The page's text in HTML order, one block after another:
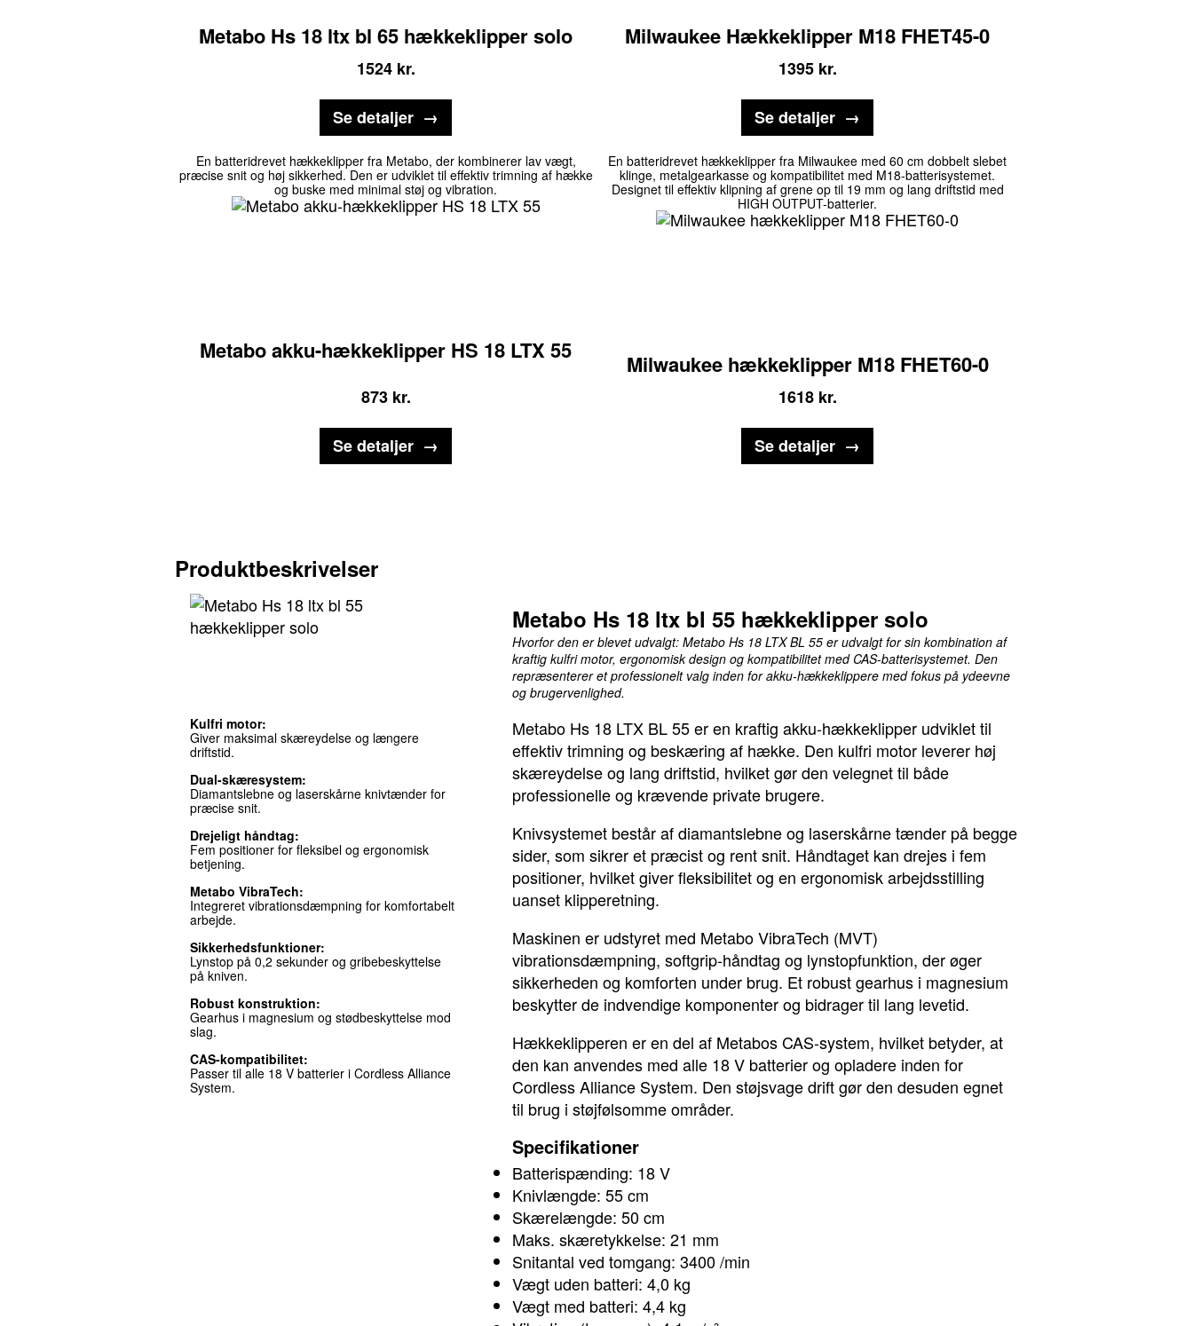
Metabo Hs 18 ltx bl 65 hækkeklipper solo
1524 kr.
Se detaljer
Milwaukee Hækkeklipper M18 FHET45-0
1395 kr.
Se detaljer
Metabo akku-hækkeklipper HS 18 LTX 55
En batteridrevet hækkeklipper fra Metabo, der kombinerer lav vægt,
præcise snit og høj sikkerhed. Den er udviklet til effektiv trimning af hække
og buske med minimal støj og vibration.
873 kr.
Se detaljer
Milwaukee hækkeklipper M18 FHET60-0
En batteridrevet hækkeklipper fra Milwaukee med 60 cm dobbelt slebet
klinge, metalgearkasse og kompatibilitet med M18-batterisystemet.
Designet til effektiv klipning af grene op til 19 mm og lang driftstid med
HIGH OUTPUT-batterier.
1618 kr.
Se detaljer
Produktbeskrivelser
Metabo Hs 18 ltx bl 55 hækkeklipper solo
Hvorfor den er blevet udvalgt: Metabo Hs 18 LTX BL 55 er udvalgt for sin kombination af
kraftig kulfri motor, ergonomisk design og kompatibilitet med CAS-batterisystemet. Den
repræsenterer et professionelt valg inden for akku-hækkeklippere med fokus på ydeevne
og brugervenlighed.
Metabo Hs 18 LTX BL 55 er en kraftig akku-hækkeklipper udviklet til
effektiv trimning og beskæring af hække. Den kulfri motor leverer høj
skæreydelse og lang driftstid, hvilket gør den velegnet til både
professionelle og krævende private brugere.
Knivsystemet består af diamantslebne og laserskårne tænder på begge
sider, som sikrer et præcist og rent snit. Håndtaget kan drejes i fem
positioner, hvilket giver fleksibilitet og en ergonomisk arbejdsstilling
uanset klipperetning.
Maskinen er udstyret med Metabo VibraTech (MVT)
vibrationsdæmpning, softgrip-håndtag og lynstopfunktion, der øger
sikkerheden og komforten under brug. Et robust gearhus i magnesium
beskytter de indvendige komponenter og bidrager til lang levetid.
Hækkeklipperen er en del af Metabos CAS-system, hvilket betyder, at
den kan anvendes med alle 18 V batterier og opladere inden for
Cordless Alliance System. Den støjsvage drift gør den desuden egnet
til brug i støjfølsomme områder.
Kulfri motor:
Giver maksimal skæreydelse og længere
driftstid.
Dual-skæresystem:
Diamantslebne og laserskårne knivtænder for
præcise snit.
Drejeligt håndtag:
Fem positioner for fleksibel og ergonomisk
betjening.
Metabo VibraTech:
Integreret vibrationsdæmpning for komfortabelt
arbejde.
Sikkerhedsfunktioner:
Lynstop på 0,2 sekunder og gribebeskyttelse
på kniven.
Robust konstruktion:
Gearhus i magnesium og stødbeskyttelse mod
slag.
CAS-kompatibilitet:
Passer til alle 18 V batterier i Cordless Alliance
System.
Specifikationer
Batterispænding: 18 V
Knivlængde: 55 cm
Skærelængde: 50 cm
Maks. skæretykkelse: 21 mm
Snitantal ved tomgang: 3400 /min
Vægt uden batteri: 4,0 kg
Vægt med batteri: 4,4 kg